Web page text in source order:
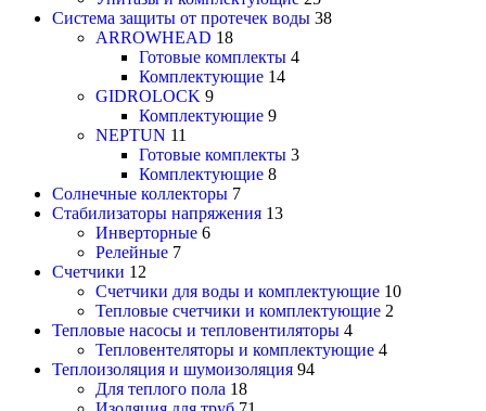
Система защиты от протечек воды 38
ARROWHEAD 18
Готовые комплекты 4
Комплектующие 14
GIDROLOCK 9
Комплектующие 9
NEPTUN 11
Готовые комплекты 3
Комплектующие 8
Солнечные коллекторы 7
Стабилизаторы напряжения 13
Инверторные 6
Релейные 7
Счетчики 12
Счетчики для воды и комплектующие 10
Тепловые счетчики и комплектующие 2
Тепловые насосы и тепловентиляторы 4
Тепловентеляторы и комплектующие 4
Теплоизоляция и шумоизоляция 94
Для теплого пола 18